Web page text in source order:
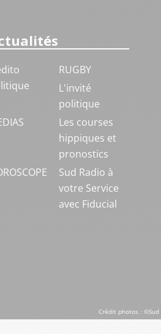
RUGBY
L'invité
politique
Les courses
hippiques et
pronostics
Sud Radio à
votre Service
avec Fiducial
Crédit photos :